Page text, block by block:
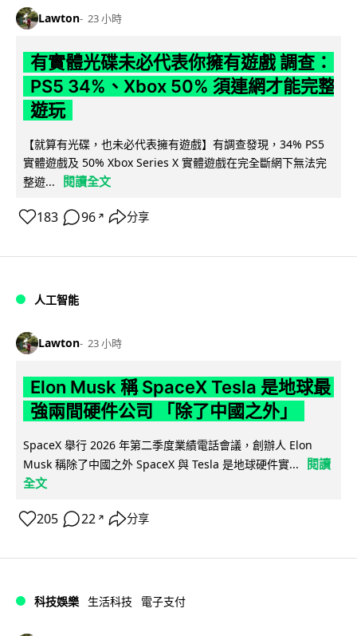
Lawton 23 小時
有實體光碟未必代表你擁有遊戲 調查：
PS5 34%、Xbox 50% 須連網才能完整
遊玩
【就算有光碟，也未必代表擁有遊戲】有調查發現，34% PS5
實體遊戲及 50% Xbox Series X 實體遊戲在完全斷網下無法完
整遊...
閱讀全文
183 96 ↗ 分享
人工智能
Lawton 23 小時
Elon Musk 稱 SpaceX Tesla 是地球最
強兩間硬件公司 「除了中國之外」
SpaceX 舉行 2026 年第二季度業績電話會議，創辦人 Elon
Musk 稱除了中國之外 SpaceX 與 Tesla 是地球硬件實...
閱讀
全文
205 22 ↗ 分享
科技娛樂 生活科技 電子支付